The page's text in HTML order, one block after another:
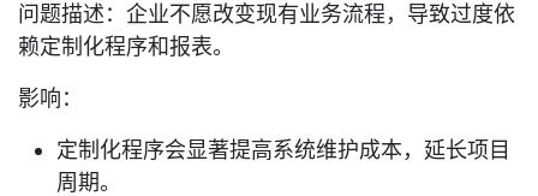
问题描述：企业不愿改变现有业务流程，导致过度依
赖定制化程序和报表。
影响：
定制化程序会显著提高系统维护成本，延长项目
周期。